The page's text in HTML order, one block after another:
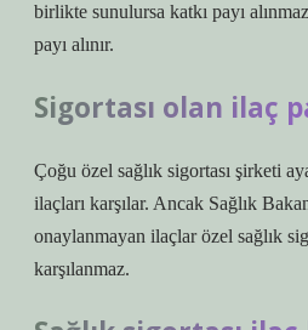
birlikte sunulursa katkı payı
payı alınır.
Sigortası olan ilaç
Çoğu özel sağlık sigortası şirketi
ilaçları karşılar. Ancak Sağlık
onaylanmayan ilaçlar özel sağlık
karşılanmaz.